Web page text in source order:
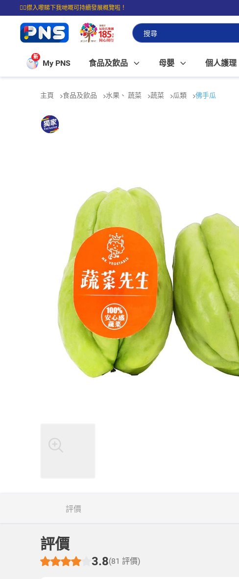
☝🏼㩒入嚟睇下我哋嘅可持續發展概覽啦！
⭐購物滿$399即享免費送貨；滿$100即可免費店取。
新
My PNS 食品及飲品 母嬰 個人護理
主頁 食品及飲品 水果、 蔬菜 蔬菜 瓜類 佛手瓜
評價
評價
3.8(81 評價)